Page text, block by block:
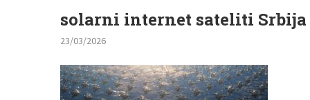
solarni internet sateliti Srbija
23/03/2026